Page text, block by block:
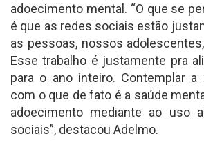
adoecimento mental. “O que se
é que as redes sociais estão
as pessoas, nossos
Esse trabalho é justamente pra
para o ano inteiro. Contemplar a
com o que de fato é a saúde
adoecimento mediante ao uso
sociais”, destacou Adelmo.